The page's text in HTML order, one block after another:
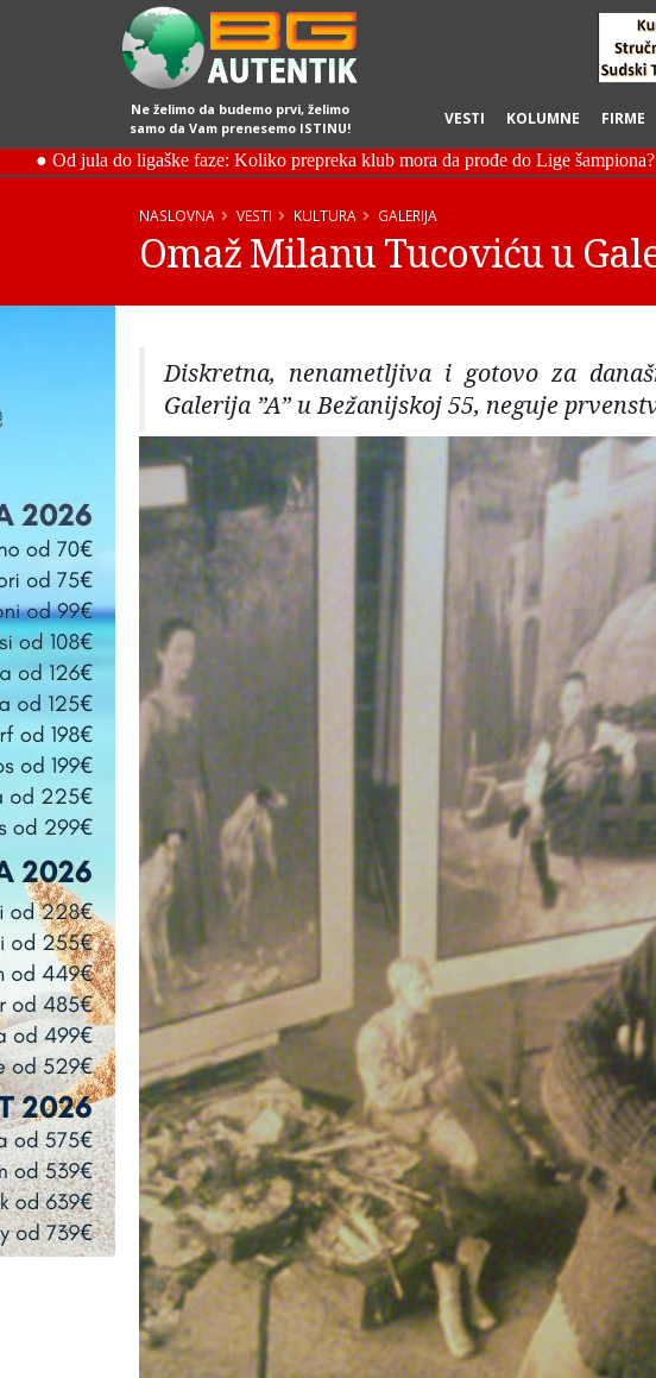
Ne želimo da budemo prvi, želimo
samo da Vam prenesemo ISTINU!
VESTI KOLUMNE FIRME
NASLOVNA VESTI KULTURA GALERIJA
Omaž Milanu Tucoviću u
Diskretna, nenametljiva i gotovo za
Galerija ”A” u Bežanijskoj 55, neguje